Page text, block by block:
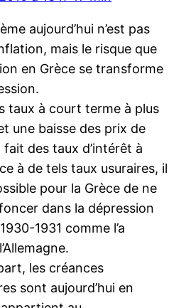
aujourd’hui n’est pas
mais le risque que
en Grèce se transforme
taux à court terme à plus
une baisse des prix de
fait des taux d’intérêt à
à de tels taux usuraires, il
pour la Grèce de ne
dans la dépression
1931 comme l’a
les créances
sont aujourd’hui en